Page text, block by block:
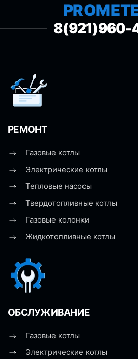
8(921)960-
РЕМОНТ
Газовые котлы
Электрические котлы
Тепловые насосы
Твердотопливные котлы
Газовые колонки
Жидкотопливные котлы
ОБСЛУЖИВАНИЕ
Газовые котлы
Электрические котлы